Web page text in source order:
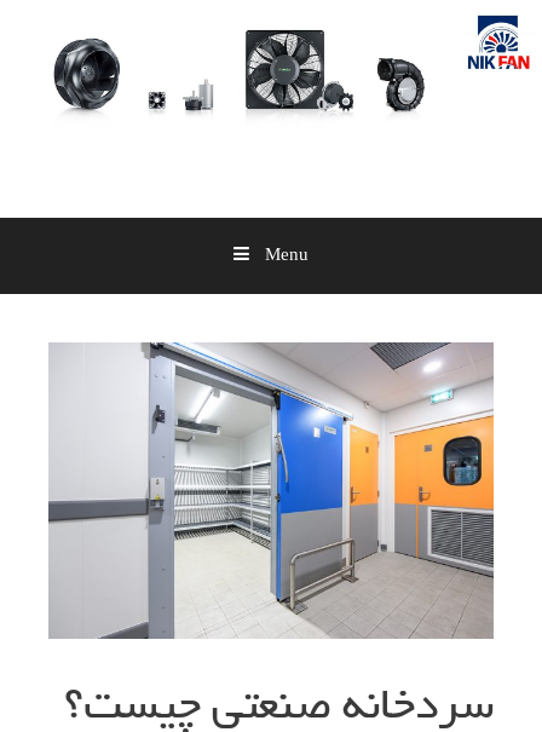
Skip
content
Menu
سردخانه‌ صنعتی چیست؟